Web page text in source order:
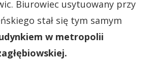
Biurowiec usytuowany przy
stał się tym samym
w metropolii